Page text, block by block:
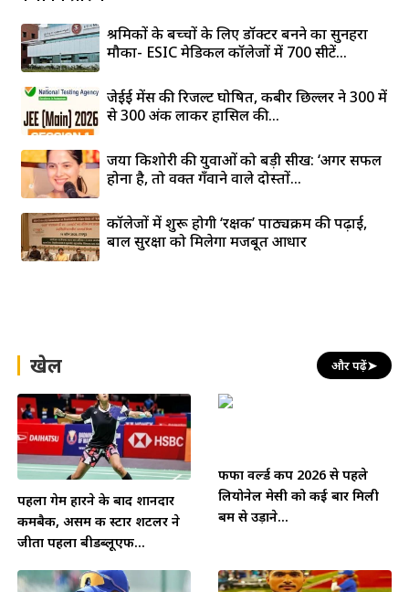
श्रमिकों के बच्चों के लिए डॉक्टर बनने का सुनहरा
मौका- ESIC मेडिकल कॉलेजों में 700 सीटें...
जेईई मेंस की रिजल्ट घोषित, कबीर छिल्लर ने 300 में
से 300 अंक लाकर हासिल की...
जया किशोरी की युवाओं को बड़ी सीख: ‘अगर सफल
होना है, तो वक्त गँवाने वाले दोस्तों...
कॉलेजों में शुरू होगी ‘रक्षक’ पाठ्यक्रम की पढ़ाई,
बाल सुरक्षा को मिलेगा मजबूत आधार
खेल और पढ़ें➤
पहला गेम हारने के बाद शानदार
कमबैक, असम की स्टार शटलर ने
जीता पहला बीडब्लूएफ...
फीफा वर्ल्ड कप 2026 से पहले
लियोनेल मेसी को कई बार मिली
बम से उड़ाने...